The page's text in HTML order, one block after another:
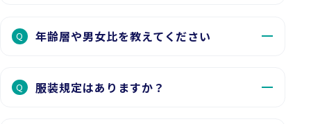
Q 年齢層や男女比を教えてください
Q 服装規定はありますか？